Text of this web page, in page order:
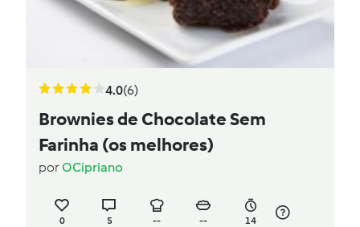
4.0(6)
Brownies de Chocolate Sem
Farinha (os melhores)
porOCipriano
0 5 -- -- 14